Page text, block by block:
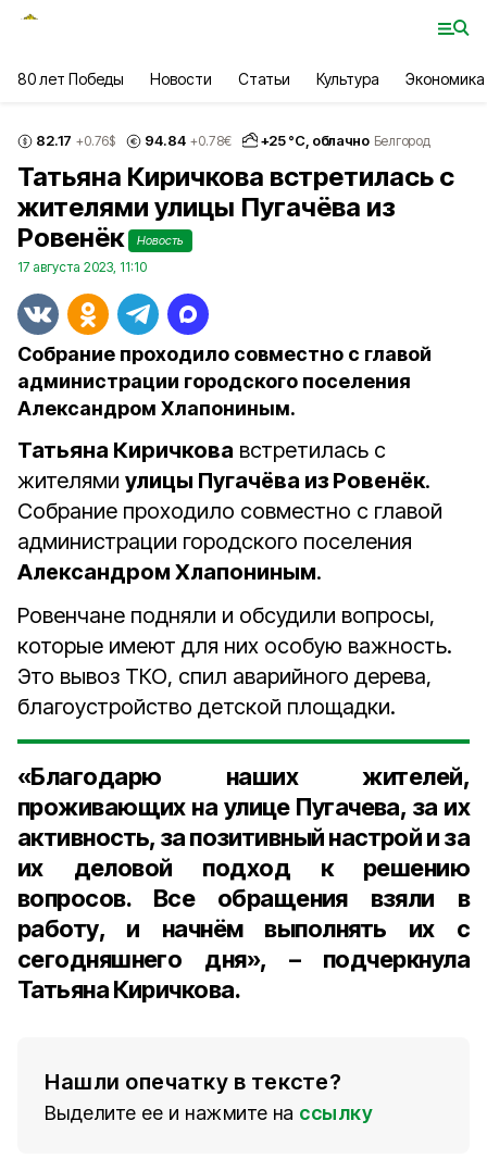
80 лет Победы Новости Статьи Культура Экономика
82.17 +0.76$ 94.84 +0.78€ +25°С, облачно Белгород
Татьяна Киричкова встретилась с
жителями улицы Пугачёва из
Ровенёк
Новость
17 августа 2023, 11:10
Собрание проходило совместно с главой
администрации городского поселения
Александром Хлапониным.
Татьяна Киричкова встретилась с
жителями улицы Пугачёва из Ровенёк.
Собрание проходило совместно с главой
администрации городского поселения
Александром Хлапониным.
Ровенчане подняли и обсудили вопросы,
которые имеют для них особую важность.
Это вывоз ТКО, спил аварийного дерева,
благоустройство детской площадки.
«Благодарю наших жителей,
проживающих на улице Пугачева, за их
активность, за позитивный настрой и за
их деловой подход к решению
вопросов. Все обращения взяли в
работу, и начнём выполнять их с
сегодняшнего дня», – подчеркнула
Татьяна Киричкова.
Нашли опечатку в тексте?
Выделите ее и нажмите на ссылку